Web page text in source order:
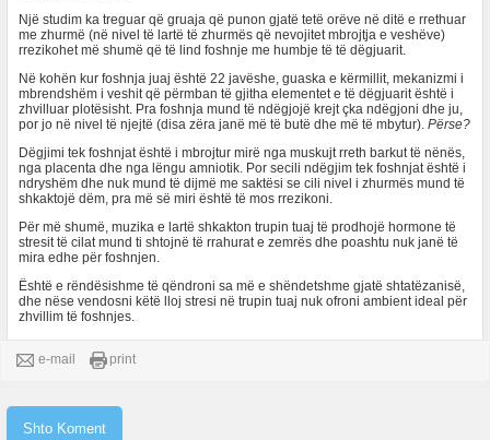
Një studim ka treguar që gruaja që punon gjatë tetë orëve në ditë e rrethuar
me zhurmë (në nivel të lartë të zhurmës që nevojitet mbrojtja e veshëve)
rrezikohet më shumë që të lind foshnje me humbje të të dëgjuarit.
Në kohën kur foshnja juaj është 22 javëshe, guaska e kërmillit, mekanizmi i
mbrendshëm i veshit që përmban të gjitha elementet e të dëgjuarit është i
zhvilluar plotësisht. Pra foshnja mund të ndëgjojë krejt çka ndëgjoni dhe ju,
por jo në nivel të njejtë (disa zëra janë më të butë dhe më të mbytur). Përse?
Dëgjimi tek foshnjat është i mbrojtur mirë nga muskujt rreth barkut të nënës,
nga placenta dhe nga lëngu amniotik. Por secili ndëgjim tek foshnjat është i
ndryshëm dhe nuk mund të dijmë me saktësi se cili nivel i zhurmës mund të
shkaktojë dëm, pra më së miri është të mos rrezikoni.
Për më shumë, muzika e lartë shkakton trupin tuaj të prodhojë hormone të
stresit të cilat mund ti shtojnë të rrahurat e zemrës dhe poashtu nuk janë të
mira edhe për foshnjen.
Është e rëndësishme të qëndroni sa më e shëndetshme gjatë shtatëzanisë,
dhe nëse vendosni këtë lloj stresi në trupin tuaj nuk ofroni ambient ideal për
zhvillim të foshnjes.
e-mail print